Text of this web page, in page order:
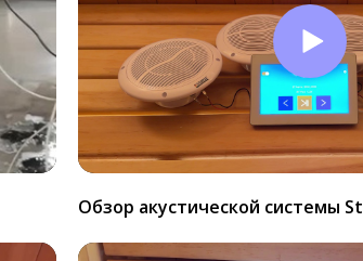
Обзор акустической системы